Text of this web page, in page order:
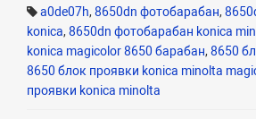
a0de07h, 8650dn фотобарабан,
konica, 8650dn фотобарабан konica
konica magicolor 8650 барабан, 8650
8650 блок проявки konica minolta
проявки konica minolta